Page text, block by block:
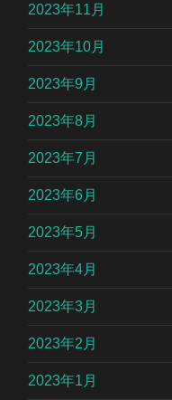
2023年11月
2023年10月
2023年9月
2023年8月
2023年7月
2023年6月
2023年5月
2023年4月
2023年3月
2023年2月
2023年1月